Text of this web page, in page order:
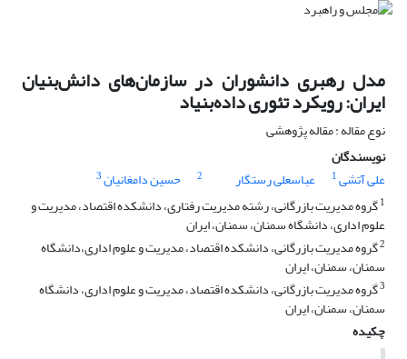
مدل رهبری دانشوران در سازمان‌های دانش‌بنیان
ایران: رویکرد تئوری داده‌بنیاد
نوع مقاله : مقاله پژوهشی
نویسندگان
علی آتشی1 عباسعلی رستگار 2 حسین دامغانیان3
1گروه مدیریت بازرگانی، رشته مدیریت رفتاری، دانشکده اقتصاد، مدیریت و
علوم اداری، دانشگاه سمنان، سمنان، ایران
2گروه مدیریت بازرگانی، دانشکده اقتصاد، مدیریت و علوم اداری،دانشگاه
سمنان، سمنان، ایران
3گروه مدیریت بازرگانی، دانشکده اقتصاد، مدیریت و علوم اداری، دانشگاه
سمنان، سمنان، ایران
چکیده